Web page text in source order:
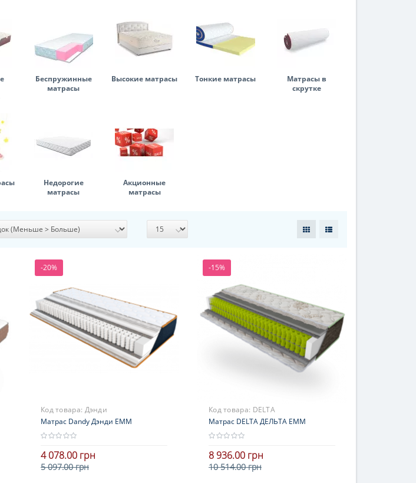
Беспружинные
матрасы
Высокие матрасы Тонкие матрасы
Матрасы в
скрутке
Недорогие
матрасы
Акционные
матрасы
-20%
Код товара: Дэнди
Матрас Dandy Дэнди ЕММ
4 078.00 грн
5 097.00 грн
-15%
Код товара: DELTA
Матрас DELTA ДЕЛЬТА ЕММ
8 936.00 грн
10 514.00 грн